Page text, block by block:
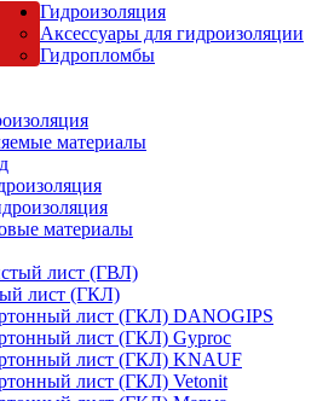
Гидроизоляция
Аксессуары для гидроизоляции
Гидропломбы
материалы
материалы
лист (ГВЛ)
лист (ГКЛ)
лист (ГКЛ) DANOGIPS
лист (ГКЛ) Gyproc
лист (ГКЛ) KNAUF
лист (ГКЛ) Vetonit